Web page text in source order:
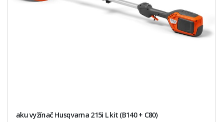
aku vyžínač Husqvarna 215i L kit (B140 + C80)